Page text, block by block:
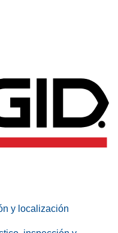
y localización